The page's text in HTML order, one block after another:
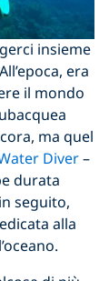
insieme
era
il mondo
ma quel
Diver–
durata
seguito,
alla